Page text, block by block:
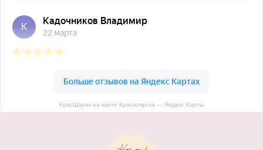
КрасШарик на карте Красноярска — Яндекс Карты